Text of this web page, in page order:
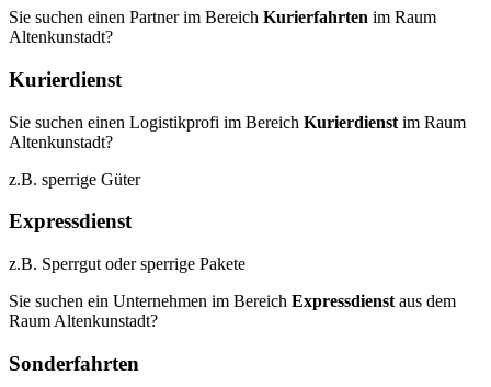
Sie suchen einen Partner im Bereich Kurierfahrten im Raum
Altenkunstadt?
Kurierdienst
Sie suchen einen Logistikprofi im Bereich Kurierdienst im Raum
Altenkunstadt?
z.B. sperrige Güter
Expressdienst
z.B. Sperrgut oder sperrige Pakete
Sie suchen ein Unternehmen im Bereich Expressdienst aus dem
Raum Altenkunstadt?
Sonderfahrten